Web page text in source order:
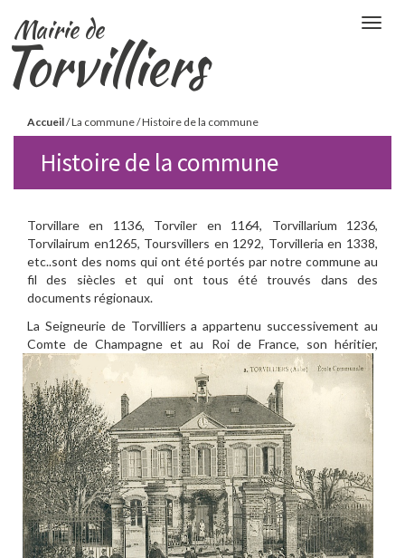
contenu
principal
Mairie de
Torvilliers
Vous
êtes
ici
Accueil/La commune/Histoire de la commune
Histoire de la commune
Torvillare en 1136, Torviler en 1164, Torvillarium 1236,
Torvilairum en1265, Toursvillers en 1292, Torvilleria en 1338,
etc..sont des noms qui ont été portés par notre commune au
fil des siècles et qui ont tous été trouvés dans des
documents régionaux.
La Seigneurie de Torvilliers a appartenu successivement au
Comte de Champagne et au Roi de France, son héritier,